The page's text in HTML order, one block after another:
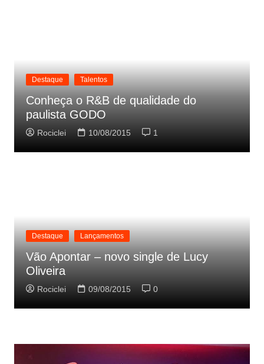
Destaque Talentos
Conheça o R&B de qualidade do
paulista GODO
Rociclei 10/08/2015 1
Destaque Lançamentos
Vão Apontar – novo single de Lucy
Oliveira
Rociclei 09/08/2015 0